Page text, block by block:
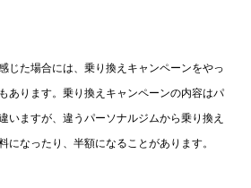
じた場合には、乗り換えキャンペーンをやっ
あります。乗り換えキャンペーンの内容はパ
いますが、違うパーソナルジムから乗り換え
になったり、半額になることがあります。